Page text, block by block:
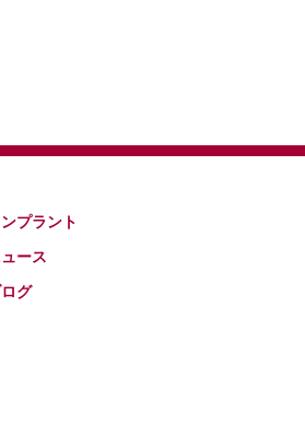
プラント
ース
グ